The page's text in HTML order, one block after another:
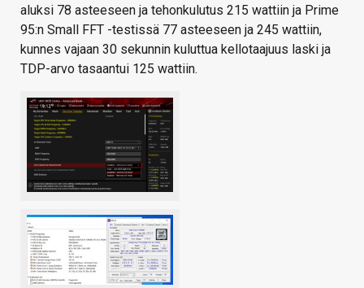
aluksi 78 asteeseen ja tehonkulutus 215 wattiin ja Prime
95:n Small FFT -testissä 77 asteeseen ja 245 wattiin,
kunnes vajaan 30 sekunnin kuluttua kellotaajuus laski ja
TDP-arvo tasaantui 125 wattiin.